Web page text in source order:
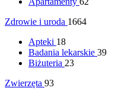
Zdrowie i uroda 1664
Apteki 18
Badania lekarskie 39
Biżuteria 23
Zwierzęta 93